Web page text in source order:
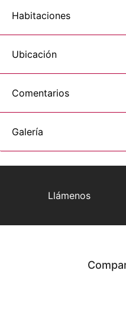
Habitaciones
Ubicación
Comentarios
Galería
Llámenos